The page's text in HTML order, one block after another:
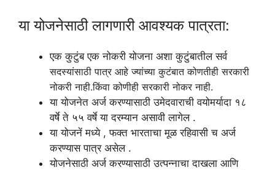
या योजनेसाठी लागणारी आवश्यक पात्रता:
एक कुटुंब एक नोकरी योजना अशा कुटुंबातील सर्व
सदस्यांसाठी पात्र आहे ज्यांच्या कुटंबात कोणतीही सरकारी
नोकरी नाही.किंवा कोणीही सरकारी नोकर नाही.
या योजनेत अर्ज करण्यासाठी उमेदवाराची वयोमर्यादा १८
वर्षे ते ५५ वर्षे या दरम्यान असावी लागेल .
या योजनें मध्ये , फक्त भारताचा मूळ रहिवासी च अर्ज
करण्यास पात्र असेल .
योजनेसाठी अर्ज करण्यासाठी उत्पन्नाचा दाखला आणि